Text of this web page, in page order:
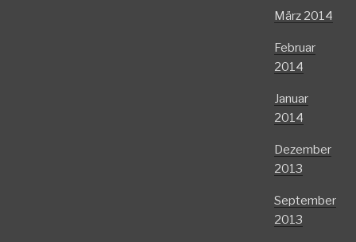
März 2014
Februar
2014
Januar
2014
Dezember
2013
September
2013